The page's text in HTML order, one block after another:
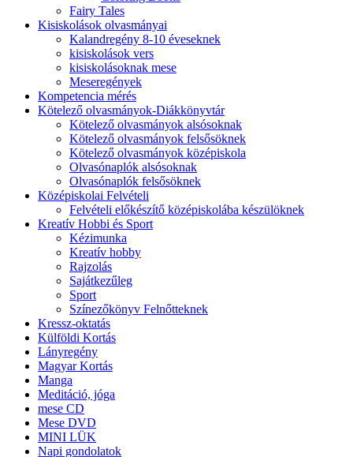
Fairy Tales
Kisiskolások olvasmányai
Kalandregény 8-10 éveseknek
kisiskolások vers
kisiskolásoknak mese
Meseregények
Kompetencia mérés
Kötelező olvasmányok-Diákkönyvtár
Kötelező olvasmányok alsósoknak
Kötelező olvasmányok felsősöknek
Kötelező olvasmányok középiskola
Olvasónaplók alsósoknak
Olvasónaplók felsősöknek
Középiskolai Felvételi
Felvételi előkészítő középiskolába készülöknek
Kreatív Hobbi és Sport
Kézimunka
Kreatív hobby
Rajzolás
Sajátkezűleg
Sport
Színezőkönyv Felnőtteknek
Kressz-oktatás
Külföldi Kortás
Lányregény
Magyar Kortás
Manga
Meditáció, jóga
mese CD
Mese DVD
MINI LÜK
Napi gondolatok